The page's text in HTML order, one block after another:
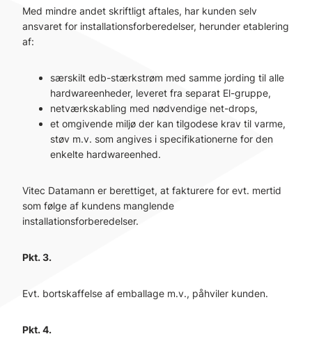
Med mindre andet skriftligt aftales, har kunden selv
ansvaret for installationsforberedelser, herunder etablering
af:
særskilt edb-stærkstrøm med samme jording til alle
hardwareenheder, leveret fra separat El-gruppe,
netværkskabling med nødvendige net-drops,
et omgivende miljø der kan tilgodese krav til varme,
støv m.v. som angives i specifikationerne for den
enkelte hardwareenhed.
Vitec Datamann er berettiget, at fakturere for evt. mertid
som følge af kundens manglende
installationsforberedelser.
Pkt. 3.
Evt. bortskaffelse af emballage m.v., påhviler kunden.
Pkt. 4.